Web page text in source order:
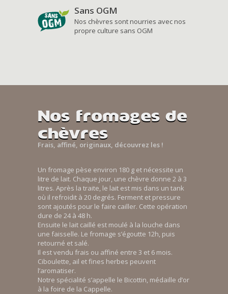
Sans OGM
Nos chèvres sont nourries avec nos
propre culture sans OGM
Nos fromages de
chèvres
Frais, affiné, originaux, découvrez les !
Un fromage pèse environ 180 g et nécessite un
litre de lait. Chaque jour, une chèvre donne 2 à 3
litres. Après la traite, le lait est mis dans un tank
où il refroidit à 20 degrés. Ferment et pressure
sont ajoutés pour le faire cailler. Cette opération
dure de 24 à 48 h.
Ensuite le lait caillé est moulé à la louche dans
une faisselle. Le fromage s’égoutte 12h, puis
retourné et salé.
Il est vendu frais ou affiné entre 3 et 6 mois.
Ciboulette, ail et fines herbes peuvent
l’aromatiser.
Notre spécialité s’appelle le Bicottin, médaille d’or
à la foire de la Cappelle.